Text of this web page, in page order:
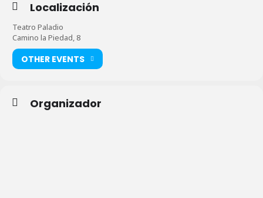
Localización
Teatro Paladio
Camino la Piedad, 8
OTHER EVENTS
Organizador